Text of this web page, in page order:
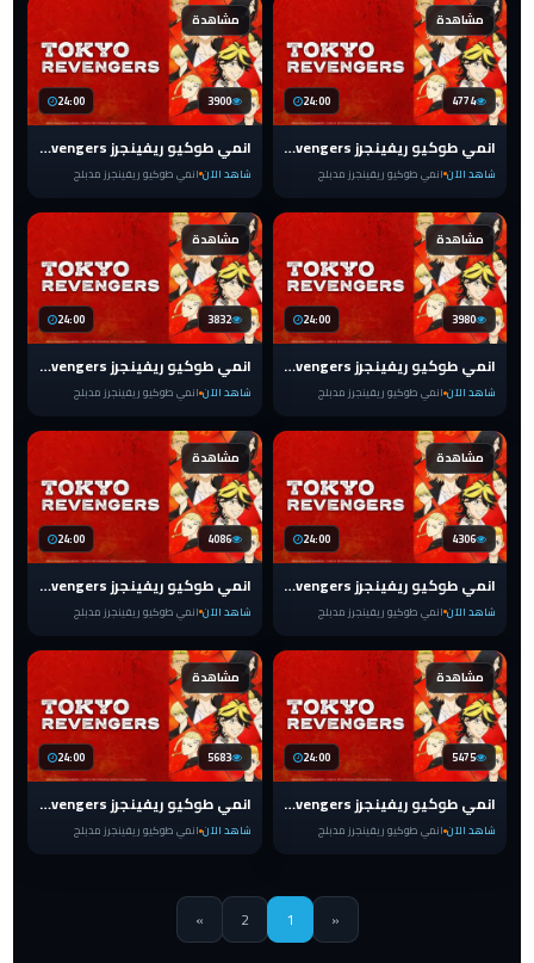
مشاهدة
24:00 4774
انمي طوكيو ريفينجرز Tokyo Revengers الحلقة 12 مدبلج
شاهد الآن انمي طوكيو ريفينجرز مدبلج
مشاهدة
24:00 3900
انمي طوكيو ريفينجرز Tokyo Revengers الحلقة 11 مدبلج
شاهد الآن انمي طوكيو ريفينجرز مدبلج
مشاهدة
24:00 3980
انمي طوكيو ريفينجرز Tokyo Revengers الحلقة 10 مدبلج
شاهد الآن انمي طوكيو ريفينجرز مدبلج
مشاهدة
24:00 3832
انمي طوكيو ريفينجرز Tokyo Revengers الحلقة 9 مدبلج
شاهد الآن انمي طوكيو ريفينجرز مدبلج
مشاهدة
24:00 4306
انمي طوكيو ريفينجرز Tokyo Revengers الحلقة 8 مدبلج
شاهد الآن انمي طوكيو ريفينجرز مدبلج
مشاهدة
24:00 4086
انمي طوكيو ريفينجرز Tokyo Revengers الحلقة 7 مدبلج
شاهد الآن انمي طوكيو ريفينجرز مدبلج
مشاهدة
24:00 5475
انمي طوكيو ريفينجرز Tokyo Revengers الحلقة 6 مدبلج
شاهد الآن انمي طوكيو ريفينجرز مدبلج
مشاهدة
24:00 5683
انمي طوكيو ريفينجرز Tokyo Revengers الحلقة 5 مدبلج
شاهد الآن انمي طوكيو ريفينجرز مدبلج
«
1
2
»